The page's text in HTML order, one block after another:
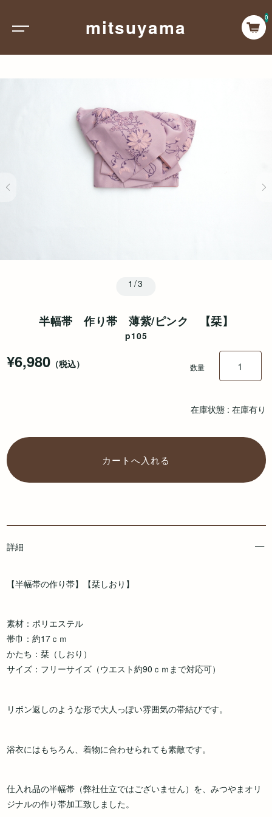
mitsuyama 0
1/3
半幅帯 作り帯 薄紫/ピンク 【栞】
p105
在庫状態 : 在庫有り
¥6,980（税込） 数量
詳細
【半幅帯の作り帯】【栞しおり】
素材：ポリエステル
帯巾：約17ｃｍ
かたち：栞（しおり）
サイズ：フリーサイズ（ウエスト約90ｃｍまで対応可）
リボン返しのような形で大人っぽい雰囲気の帯結びです。
浴衣にはもちろん、着物に合わせられても素敵です。
仕入れ品の半幅帯（弊社仕立ではございません）を、みつやまオリ
ジナルの作り帯加工致しました。